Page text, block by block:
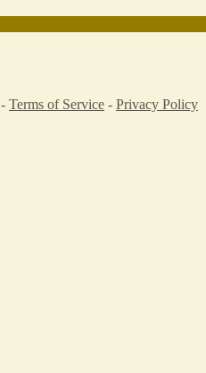
Terms of Service - Privacy Policy